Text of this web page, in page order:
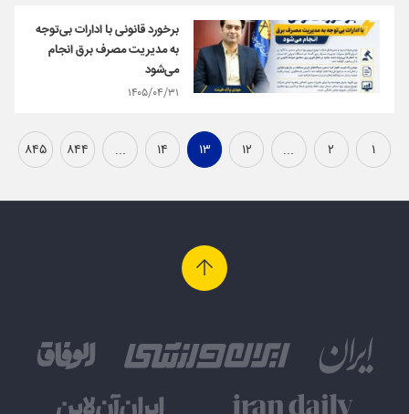
برخورد قانونی با ادارات بی‌توجه
به مدیریت مصرف برق انجام
می‌شود
۱۴۰۵/۰۴/۳۱
۱ ۲ ... ۱۲ ۱۳ ۱۴ ... ۸۴۴ ۸۴۵